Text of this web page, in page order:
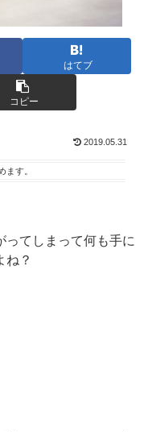
はてブ
コピー
2019.05.31
ます。
ってしまって何も手に
ね？